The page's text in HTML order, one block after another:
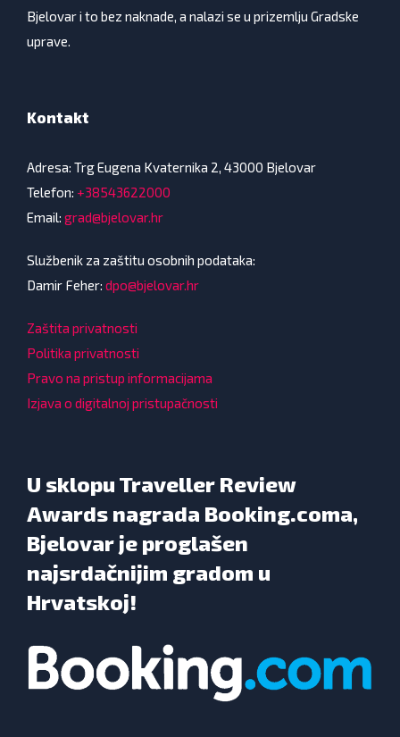
Bjelovar i to bez naknade, a nalazi se u prizemlju Gradske
uprave.
Kontakt
Adresa: Trg Eugena Kvaternika 2, 43000 Bjelovar
Telefon: +38543622000
Email: grad@bjelovar.hr
Službenik za zaštitu osobnih podataka:
Damir Feher: dpo@bjelovar.hr
Zaštita privatnosti
Politika privatnosti
Pravo na pristup informacijama
Izjava o digitalnoj pristupačnosti
U sklopu Traveller Review
Awards nagrada Booking.coma,
Bjelovar je proglašen
najsrdačnijim gradom u
Hrvatskoj!